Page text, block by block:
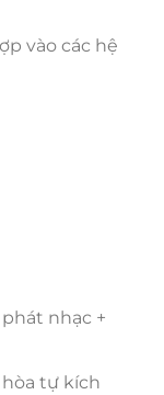
vào các hệ
nhạc +
tự kích